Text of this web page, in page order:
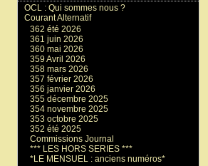
OCL : Qui sommes nous ?
Courant Alternatif
362 été 2026
361 juin 2026
360 mai 2026
359 Avril 2026
358 mars 2026
357 février 2026
356 janvier 2026
355 décembre 2025
354 novembre 2025
353 octobre 2025
352 été 2025
Commissions Journal
*** LES HORS SERIES ***
*LE MENSUEL : anciens numéros*